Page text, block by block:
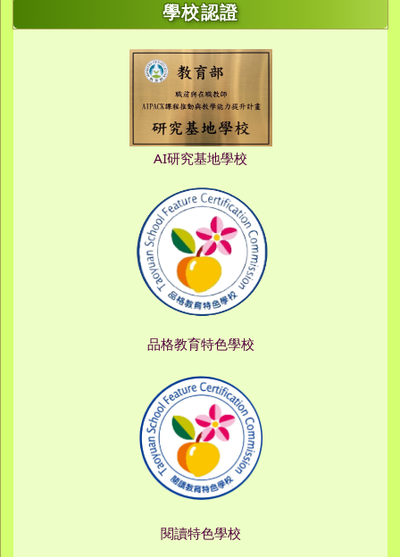
學校認證
AI研究基地學校
品格教育特色學校
閱讀特色學校